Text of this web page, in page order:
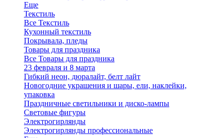
Еще
Текстиль
Все Текстиль
Кухонный текстиль
Покрывала, пледы
Товары для праздника
Все Товары для праздника
23 февраля и 8 марта
Гибкий неон, дюралайт, белт лайт
Новогодние украшения и шары, ели, наклейки,
упаковка
Праздничные светильники и диско-лампы
Световые фигуры
Электрогирлянды
Электрогирлянды профессиональные